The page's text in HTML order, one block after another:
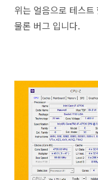
위는 얼음으로 테스
물론 버그 입니다.